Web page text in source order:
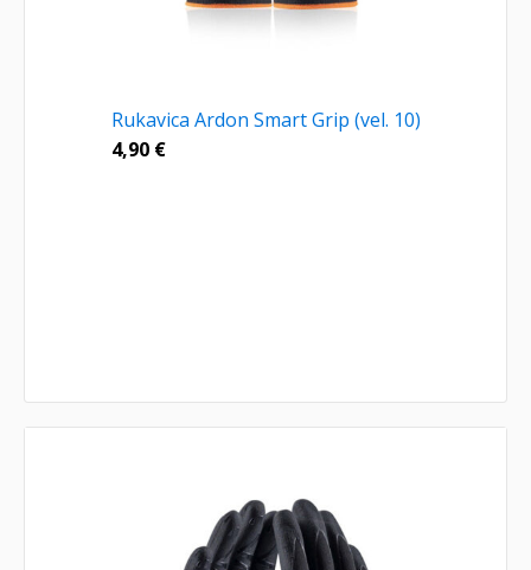
Rukavica Ardon Smart Grip (vel. 10)
4,90 €